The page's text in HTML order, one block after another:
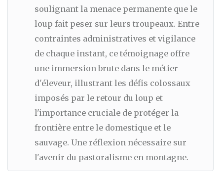
soulignant la menace permanente que le
loup fait peser sur leurs troupeaux. Entre
contraintes administratives et vigilance
de chaque instant, ce témoignage offre
une immersion brute dans le métier
d'éleveur, illustrant les défis colossaux
imposés par le retour du loup et
l'importance cruciale de protéger la
frontière entre le domestique et le
sauvage. Une réflexion nécessaire sur
l'avenir du pastoralisme en montagne.